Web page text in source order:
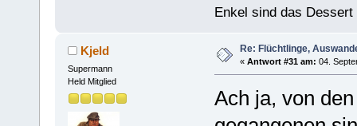
Enkel sind das
Kjeld
Supermann
Held Mitglied
Re: Flüchtlinge,
« Antwort #31 am: 04.
Ach ja, von